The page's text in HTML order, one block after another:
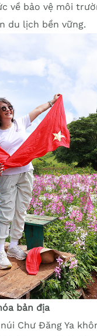
về bảo vệ môi
du lịch bền vững.
bản địa
Chư Đăng Ya